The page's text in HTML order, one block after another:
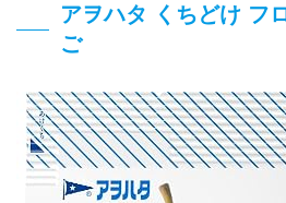
アヲハタ くちどけ フ
ご